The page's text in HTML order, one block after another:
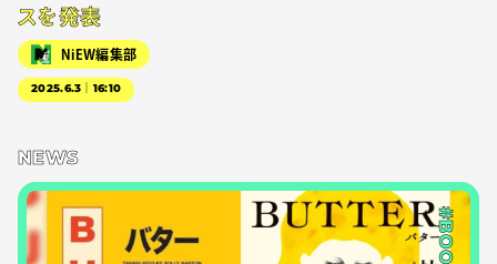
スを発表
NiEW編集部
2025.6.3｜16:10
NEWS
#BOOK